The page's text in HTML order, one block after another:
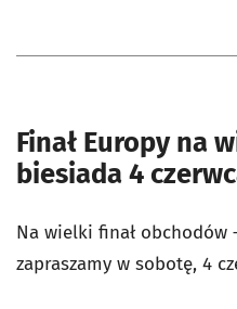
Finał Europy na
biesiada 4
Na wielki finał obchodów
zapraszamy w sobotę, 4